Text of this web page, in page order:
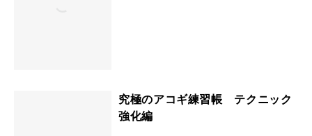
究極のアコギ練習帳 テクニック
強化編